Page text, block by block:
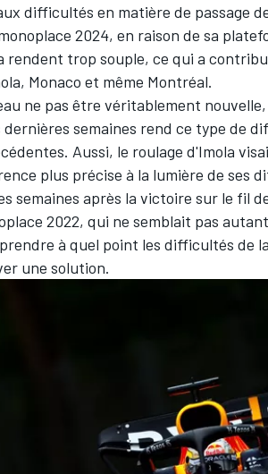
difficultés en matière de passage
2024, en raison de sa
rendent trop souple, ce qui a
Monaco et même Montréal.
ne pas être véritablement
semaines rend ce type de
Aussi, le roulage d'Imola
plus précise à la lumière de ses
semaines après la victoire sur le fil
2022, qui ne semblait pas
à quel point les difficultés de
une solution.